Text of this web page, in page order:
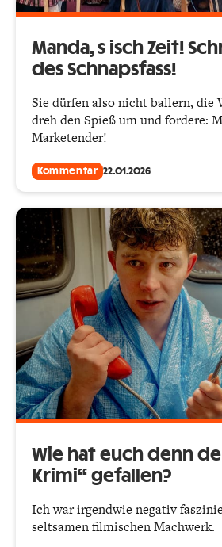
Manda, s isch Zeit!
des Schnapsfass!
Sie dürfen also nicht ballern, die
dreh den Spieß um und fordere:
Marketender!
Kommentar 22.01.2026
Wie hat euch denn
Krimi“ gefallen?
Ich war irgendwie negativ
seltsamen filmischen Machwerk.